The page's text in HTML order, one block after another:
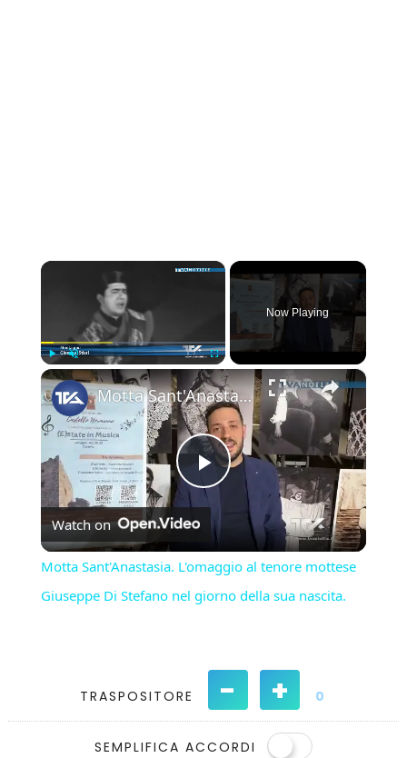
×
Play Unmute Fullscreen
Now Playing
×
Play
Video
Motta Sant'Anastasia. L'omaggio al tenore mottese Giuseppe Di Stefano nel giorno della sua nascita.
Watch on
Motta Sant'Anastasia. L'omaggio al tenore mottese
Giuseppe Di Stefano nel giorno della sua nascita.
TRASPOSITORE - + 0
SEMPLIFICA ACCORDI